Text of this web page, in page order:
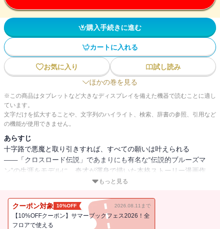
購入手続きに進む
カートに入れる
お気に入り
試し読み
ほかの巻を見る
※この商品はタブレットなど大きなディスプレイを備えた機器で読むことに適し
ています。
文字だけを拡大することや、文字列のハイライト、検索、辞書の参照、引用など
の機能が使用できません。
あらすじ
十字路で悪魔と取り引きすれば、すべての願いは叶えられる
――「クロスロード伝説」であまりにも有名な“伝説的ブルーズマ
ン”の生涯をモデルに、奇才が渾身で描いた本格ストーリー漫画作
品、遂に刊行！ 1920年代末、アメリカ南部・ミシシッピ州デルタ
時代。ブルーズマンを夢見ながら、ろくにギターも弾けない平凡な
農夫・RJを待ち受ける漆黒の運命とは！？
もっと見る
クーポン対象 10%OFF 2026.08.11まで
【10%OFFクーポン】サマーブックフェス2026！全
フロアで使える